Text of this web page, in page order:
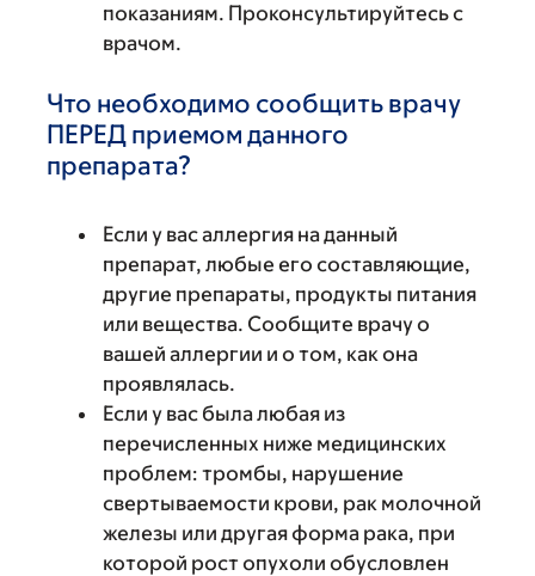
показаниям. Проконсультируйтесь с
врачом.
Что необходимо сообщить врачу
ПЕРЕД приемом данного
препарата?
Если у вас аллергия на данный
препарат, любые его составляющие,
другие препараты, продукты питания
или вещества. Сообщите врачу о
вашей аллергии и о том, как она
проявлялась.
Если у вас была любая из
перечисленных ниже медицинских
проблем: тромбы, нарушение
свертываемости крови, рак молочной
железы или другая форма рака, при
которой рост опухоли обусловлен